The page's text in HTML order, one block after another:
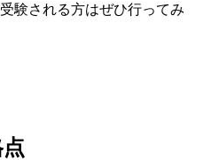
験される方はぜひ行ってみ